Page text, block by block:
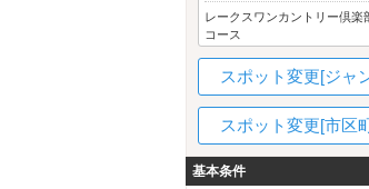
レークスワンカントリー倶楽
コース
スポット変更[ジャ
スポット変更[市区
基本条件